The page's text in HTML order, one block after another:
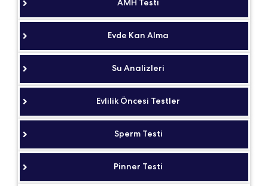
AMH Testi
Evde Kan Alma
Su Analizleri
Evlilik Öncesi Testler
Sperm Testi
Pinner Testi